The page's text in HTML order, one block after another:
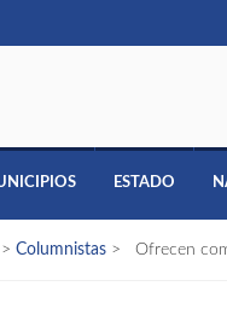
ESTADO
> Columnistas > Ofrecen